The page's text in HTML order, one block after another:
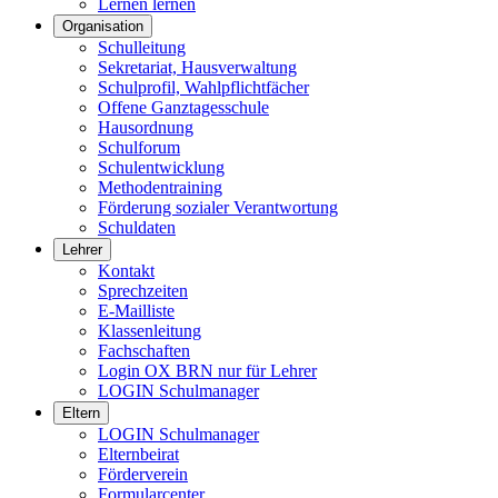
Lernen lernen
Organisation
Schulleitung
Sekretariat, Hausverwaltung
Schulprofil, Wahlpflichtfächer
Offene Ganztagesschule
Hausordnung
Schulforum
Schulentwicklung
Methodentraining
Förderung sozialer Verantwortung
Schuldaten
Lehrer
Kontakt
Sprechzeiten
E-Mailliste
Klassenleitung
Fachschaften
Login OX BRN nur für Lehrer
LOGIN Schulmanager
Eltern
LOGIN Schulmanager
Elternbeirat
Förderverein
Formularcenter